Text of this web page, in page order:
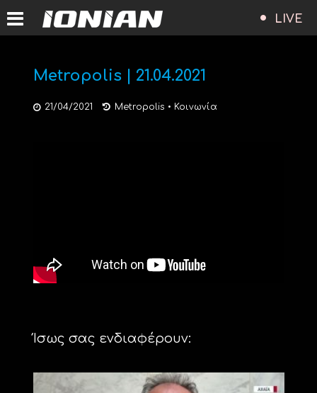
LIVE
Metropolis | 21.04.2021
21/04/2021 Metropolis • Κοινωνία
Ίσως σας ενδιαφέρουν: